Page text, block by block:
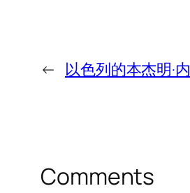
← 以色列的本杰明·
Comments